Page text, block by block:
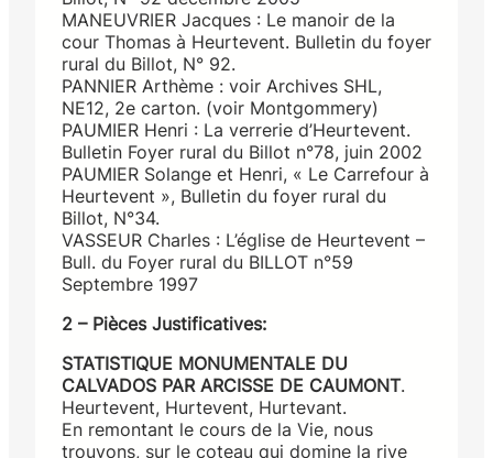
MANEUVRIER Jacques : Le manoir de la
cour Thomas à Heurtevent. Bulletin du foyer
rural du Billot, N° 92.
PANNIER Arthème : voir Archives SHL,
NE12, 2e carton. (voir Montgommery)
PAUMIER Henri : La verrerie d’Heurtevent.
Bulletin Foyer rural du Billot n°78, juin 2002
PAUMIER Solange et Henri, « Le Carrefour à
Heurtevent », Bulletin du foyer rural du
Billot, N°34.
VASSEUR Charles : L’église de Heurtevent –
Bull. du Foyer rural du BILLOT n°59
Septembre 1997
2 – Pièces Justificatives:
STATISTIQUE MONUMENTALE DU
CALVADOS PAR ARCISSE DE CAUMONT.
Heurtevent, Hurtevent, Hurtevant.
En remontant le cours de la Vie, nous
trouvons, sur le coteau qui domine la rive